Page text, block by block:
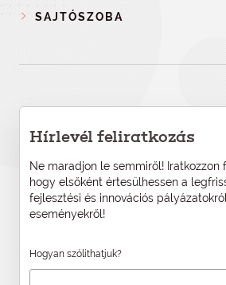
SAJTÓSZOBA
Hírlevél feliratkozás
Ne maradjon le semmiről! Iratkozzon
hogy elsőként értesülhessen a
fejlesztési és innovációs
eseményekről!
Hogyan szólíthatjuk?